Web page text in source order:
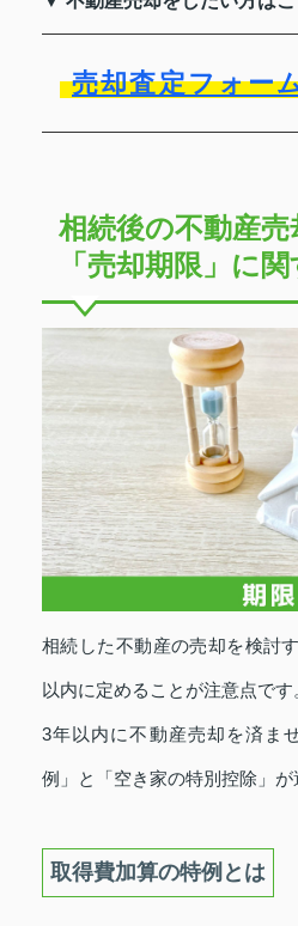
売却査定フォー
相続後の不動産
「売却期限」に
相続した不動産の売却を検討
以内に定めることが注意点です
3年以内に不動産売却を済ま
例」と「空き家の特別控除」が
取得費加算の特例とは